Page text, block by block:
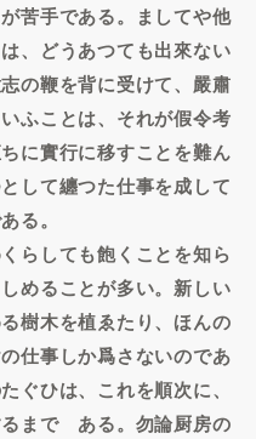
苦手である。ましてや他
、どうあつても出來ない
の鞭を背に受けて、嚴肅
ふことは、それが假令考
に實行に移すことを難ん
して纏つた仕事を成して
る。
らしても飽くことを知ら
めることが多い。新しい
樹木を植ゑたり、ほんの
仕事しか爲さないのであ
ぐひは、これを順次に、
までゝある。勿論厨房の